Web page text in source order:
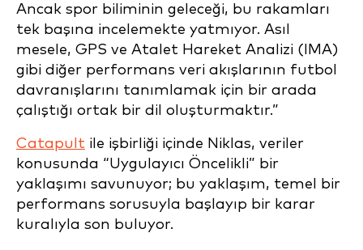
Ancak spor biliminin geleceği, bu rakamları
tek başına incelemekte yatmıyor. Asıl
mesele, GPS ve Atalet Hareket Analizi (IMA)
gibi diğer performans veri akışlarının futbol
davranışlarını tanımlamak için bir arada
çalıştığı ortak bir dil oluşturmaktır.”
Catapult ile işbirliği içinde Niklas, veriler
konusunda “Uygulayıcı Öncelikli” bir
yaklaşımı savunuyor; bu yaklaşım, temel bir
performans sorusuyla başlayıp bir karar
kuralıyla son buluyor.